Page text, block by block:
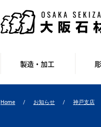
製造・加工
Home お知らせ 神戸支店